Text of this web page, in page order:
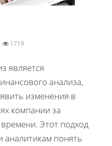
1719
является
анализа,
изменения в
компании за
Этот подход
аналитикам понять